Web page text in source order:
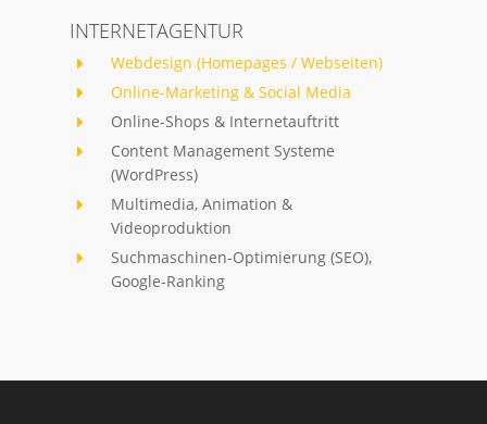
INTERNETAGENTUR
Webdesign (Homepages / Webseiten)
Online-Marketing & Social Media
Online-Shops & Internetauftritt
Content Management Systeme
(WordPress)
Multimedia, Animation &
Videoproduktion
Suchmaschinen-Optimierung (SEO),
Google-Ranking